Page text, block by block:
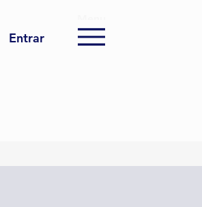
Entrar